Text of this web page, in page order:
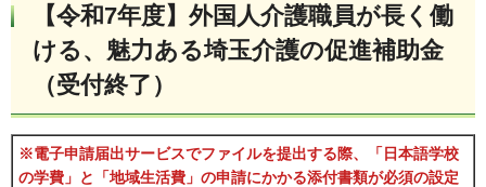
【令和7年度】外国人介護職員が長く働
ける、魅力ある埼玉介護の促進補助金
（受付終了）
※電子申請届出サービスでファイルを提出する際、「日本語学校
の学費」と「地域生活費」の申請にかかる添付書類が必須の設定